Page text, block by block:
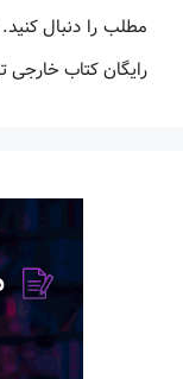
مطلب را دنبال
رایگان کتاب